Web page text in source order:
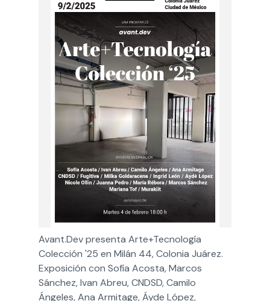
Avant.Dev presenta Arte+Tecnología
Colección '25 en Milán 44, Colonia Juárez.
Exposición con Sofía Acosta, Marcos
Sánchez, Ivan Abreu, CNDSD, Camilo
Ángeles, Ana Armitage, Áyde López,